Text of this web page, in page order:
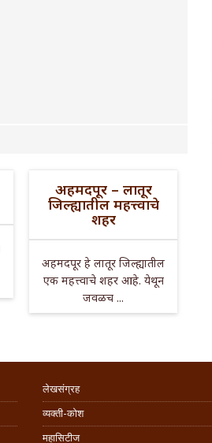
अहमदपूर – लातूर
जिल्ह्यातील महत्त्वाचे
शहर
अहमदपूर हे लातूर जिल्ह्यातील
एक महत्त्वाचे शहर आहे. येथून
जवळच ...
लेखसंग्रह
व्यक्ती-कोश
महासिटीज